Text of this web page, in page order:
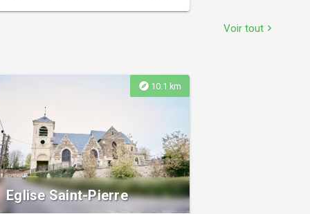
Voir tout chevron_right
explore 10.1 km
Eglise Saint-Pierre